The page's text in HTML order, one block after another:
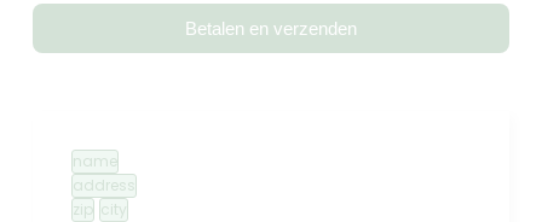
Betalen en verzenden
name
address
zip city